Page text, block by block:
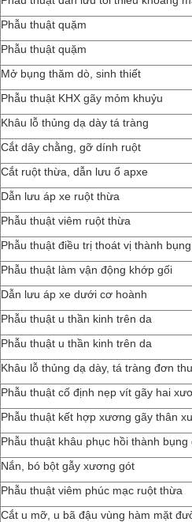
Phẫu thuật quặm
Phẫu thuật quặm
Mở bụng thăm dò, sinh thiết
Phẫu thuật KHX gãy mỏm khuỷu
Khâu lỗ thủng dạ dày tá tràng
Cắt dây chằng, gỡ dính ruột
Cắt ruột thừa, dẫn lưu ổ apxe
Dẫn lưu áp xe ruột thừa
Phẫu thuật viêm ruột thừa
Phẫu thuật điều trị thoát vị thành
Phẫu thuật làm vận động khớp gối
Dẫn lưu áp xe dưới cơ hoành
Phẫu thuật u thần kinh trên da
Phẫu thuật u thần kinh trên da
Khâu lỗ thủng dạ dày, tá tràng đơn
Phẫu thuật cố định nẹp vít gãy hai
Phẫu thuật kết hợp xương gãy thân
Phẫu thuật khâu phục hồi thành
Nắn, bó bột gẫy xương gót
Phẫu thuật viêm phúc mạc ruột thừa
Cắt u mỡ, u bã đậu vùng hàm mặt